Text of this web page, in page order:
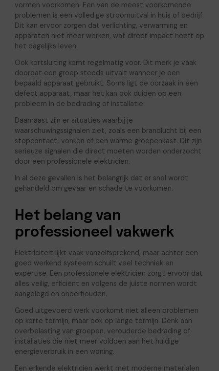
vormen voorkomen. Een van de meest voorkomende
problemen is een volledige stroomuitval in huis of bedrijf.
Dit kan ervoor zorgen dat verlichting, verwarming en
apparaten niet meer werken, wat direct impact heeft op
het dagelijks leven.
Ook kortsluiting komt regelmatig voor. Dit merk je vaak
doordat een groep steeds uitvalt wanneer je een
bepaald apparaat gebruikt. Soms ligt de oorzaak in een
defect apparaat, maar het kan ook duiden op een
probleem in de bedrading of installatie.
Daarnaast zijn er situaties waarbij je
waarschuwingssignalen ziet, zoals een brandlucht bij een
stopcontact, vonken of een warme groepenkast. Dit zijn
serieuze signalen die direct moeten worden onderzocht
door een professionele elektricien.
In al deze gevallen is het belangrijk dat er snel wordt
gehandeld om gevaar en schade te voorkomen.
Het belang van
professioneel vakwerk
Elektriciteit lijkt vaak vanzelfsprekend, maar achter een
goed werkend systeem schuilt veel techniek en
expertise. Een professionele elektricien zorgt ervoor dat
alles veilig, efficiënt en volgens de juiste normen wordt
aangelegd en onderhouden.
Goed uitgevoerd werk voorkomt niet alleen problemen
op korte termijn, maar ook op lange termijn. Denk aan
overbelasting van groepen, verouderde bedrading of
installaties die niet meer voldoen aan het huidige
energieverbruik in een woning.
Een erkende elektricien werkt met moderne materialen